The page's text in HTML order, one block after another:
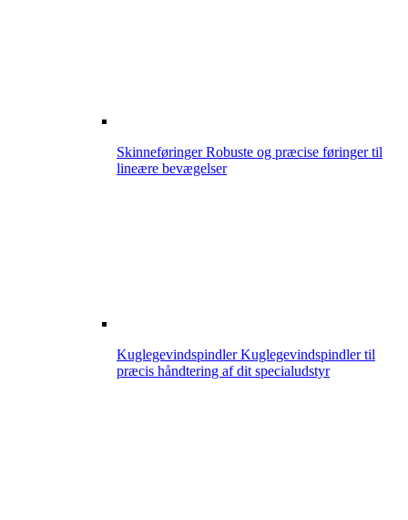
SkinneføringerRobuste og præcise føringer til
lineære bevægelser
KuglegevindspindlerKuglegevindspindler til
præcis håndtering af dit specialudstyr